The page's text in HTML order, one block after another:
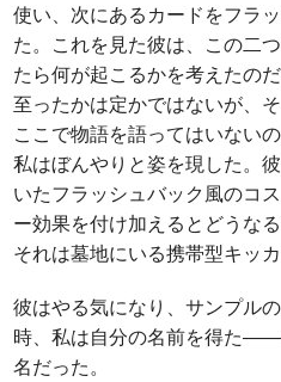
使い、次にあるカードをフラ
た。これを見た彼は、この二
たら何が起こるかを考えたの
至ったかは定かではないが、
ここで物語を語ってはいない
私はぼんやりと姿を現した。
いたフラッシュバック風のコ
ー効果を付け加えるとどうな
それは墓地にいる携帯型キッカ
彼はやる気になり、サンプル
時、私は自分の名前を得た――
名だった。